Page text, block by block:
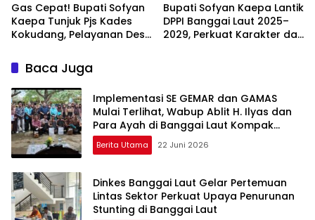
Gas Cepat! Bupati Sofyan
Kaepa Tunjuk Pjs Kades
Kokudang, Pelayanan Desa
Bupati Sofyan Kaepa Lantik
DPPI Banggai Laut 2025–
2029, Perkuat Karakter dan
Baca Juga
Implementasi SE GEMAR dan GAMAS
Mulai Terlihat, Wabup Ablit H. Ilyas dan
Para Ayah di Banggai Laut Kompak
Ambil Rapor Anak
Berita Utama 22 Juni 2026
Dinkes Banggai Laut Gelar Pertemuan
Lintas Sektor Perkuat Upaya Penurunan
Stunting di Banggai Laut